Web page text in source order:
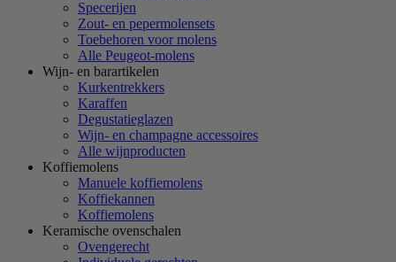
Specerijen
Zout- en pepermolensets
Toebehoren voor molens
Alle Peugeot-molens
Wijn- en barartikelen
Kurkentrekkers
Karaffen
Degustatieglazen
Wijn- en champagne accessoires
Alle wijnproducten
Koffiemolens
Manuele koffiemolens
Koffiekannen
Koffiemolens
Keramische ovenschalen
Ovengerecht